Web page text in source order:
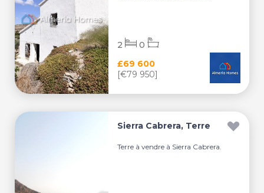
£69 600
[€79 950]
2 0
Sierra Cabrera, Terre
Terre à vendre à Sierra Cabrera.